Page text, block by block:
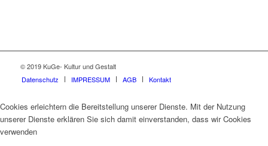
© 2019 KuGe- Kultur und Gestalt
Datenschutz
IMPRESSUM AGB Kontakt
Cookies erleichtern die Bereitstellung unserer Dienste. Mit der Nutzung
unserer Dienste erklären Sie sich damit einverstanden, dass wir Cookies
verwenden